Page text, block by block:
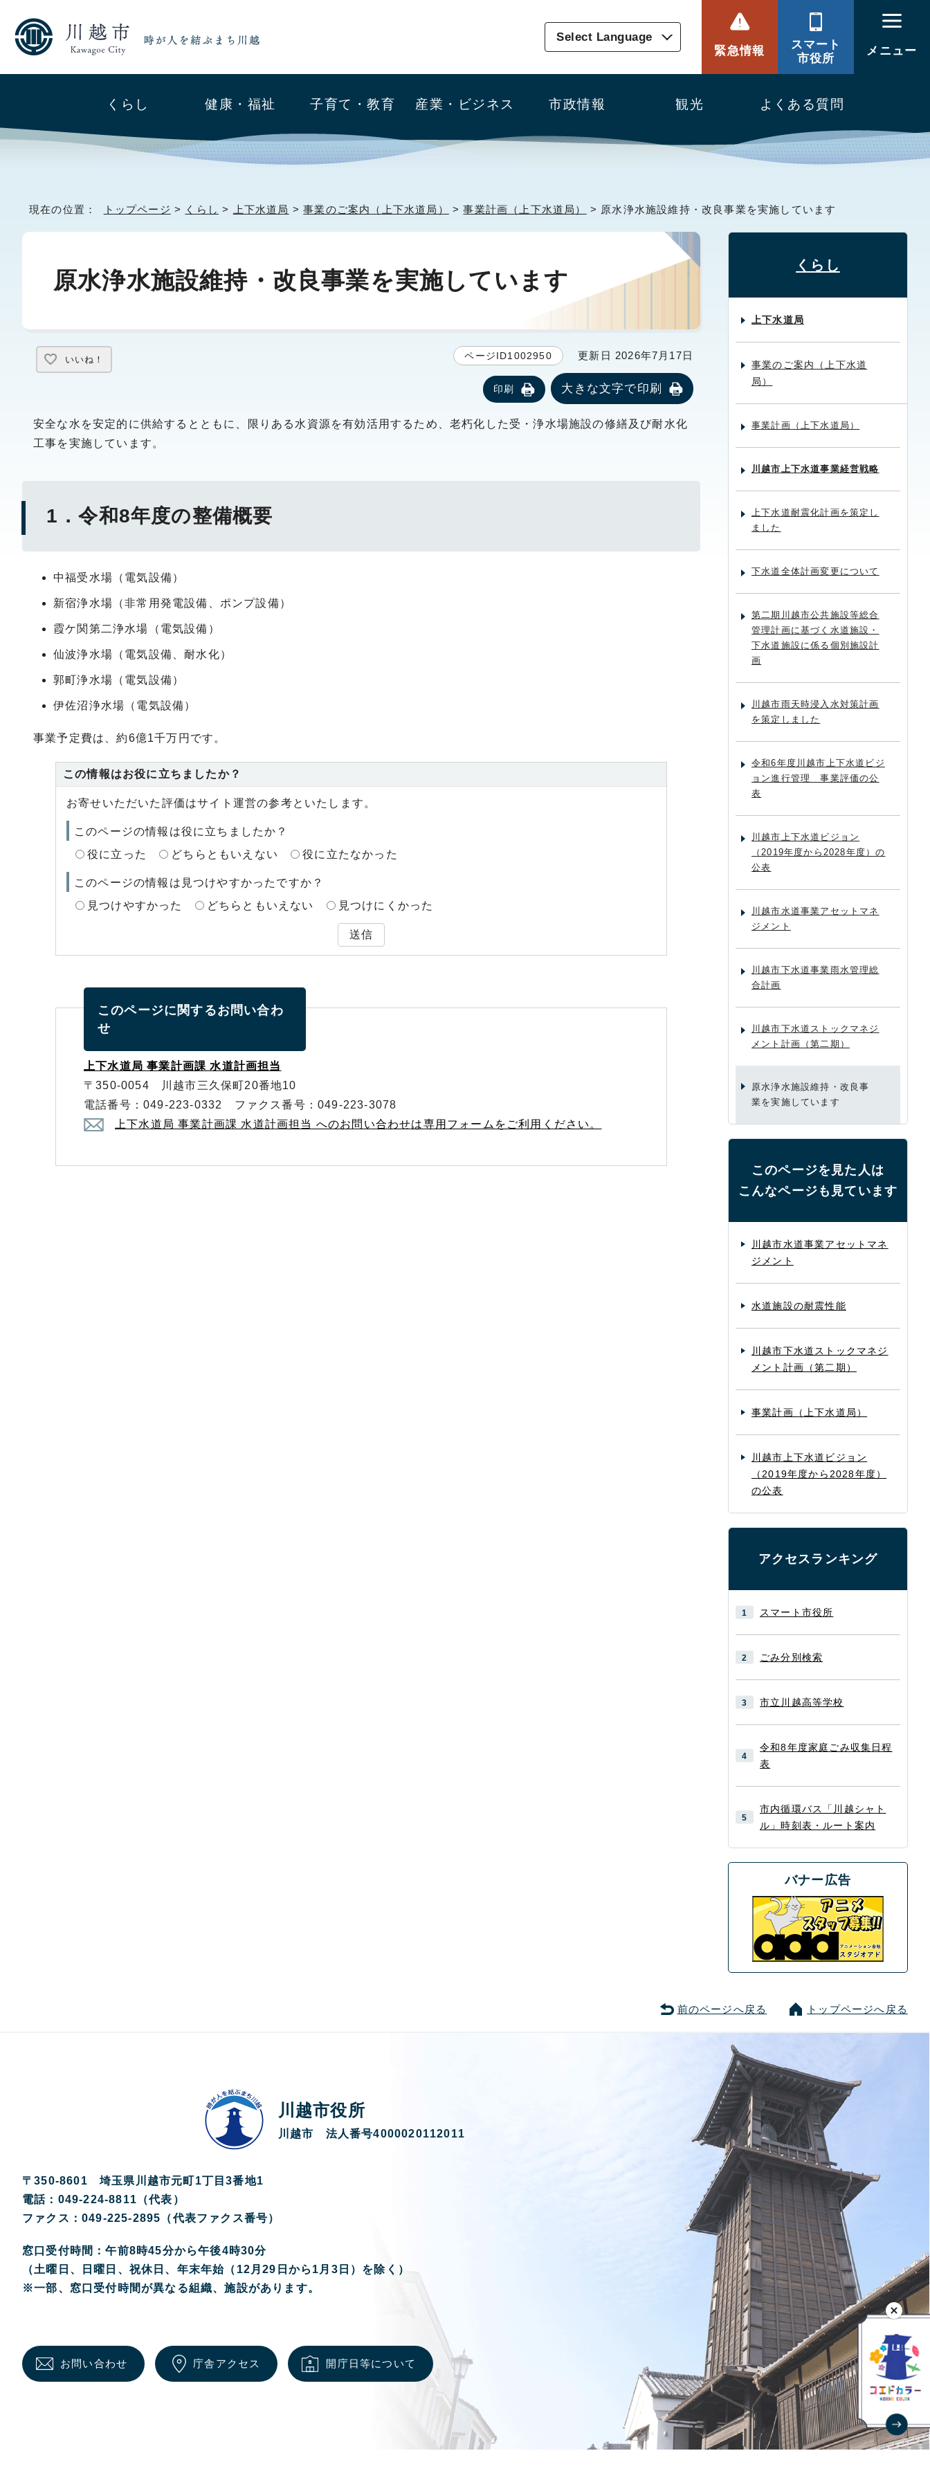
Select Language
緊急情報
スマート
市役所
メニュー
くらし 健康・福祉 子育て・教育 産業・ビジネス 市政情報 観光 よくある質問
現在の位置： トップページ > くらし > 上下水道局 >事業のご案内（上下水道局） >事業計画（上下水道局） > 原水浄水施設維持・改良事業を実施しています
原水浄水施設維持・改良事業を実施しています
いいね！ ページID1002950 更新日 2026年7月17日
印刷 大きな文字で印刷
安全な水を安定的に供給するとともに、限りある水資源を有効活用するため、老朽化した受・浄水場施設の修繕及び耐水化
工事を実施しています。
1．令和8年度の整備概要
中福受水場（電気設備）
新宿浄水場（非常用発電設備、ポンプ設備）
霞ケ関第二浄水場（電気設備）
仙波浄水場（電気設備、耐水化）
郭町浄水場（電気設備）
伊佐沼浄水場（電気設備）
事業予定費は、約6億1千万円です。
この情報はお役に立ちましたか？
お寄せいただいた評価はサイト運営の参考といたします。
このページの情報は役に立ちましたか？
役に立った
どちらともいえない 役に立たなかった
このページの情報は見つけやすかったですか？
見つけやすかった
どちらともいえない 見つけにくかった
送信
このページに関するお問い合わ
せ
上下水道局 事業計画課 水道計画担当
〒350-0054 川越市三久保町20番地10
電話番号：049-223-0332 ファクス番号：049-223-3078
上下水道局 事業計画課 水道計画担当 へのお問い合わせは専用フォームをご利用ください。
くらし
上下水道局
事業のご案内（上下水道
局）
事業計画（上下水道局）
川越市上下水道事業経営戦略
上下水道耐震化計画を策定し
ました
下水道全体計画変更について
第二期川越市公共施設等総合
管理計画に基づく水道施設・
下水道施設に係る個別施設計
画
川越市雨天時浸入水対策計画
を策定しました
令和6年度川越市上下水道ビジ
ョン進行管理 事業評価の公
表
川越市上下水道ビジョン
（2019年度から2028年度）の
公表
川越市水道事業アセットマネ
ジメント
川越市下水道事業雨水管理総
合計画
川越市下水道ストックマネジ
メント計画（第二期）
原水浄水施設維持・改良事
業を実施しています
このページを見た人は
こんなページも見ています
川越市水道事業アセットマネ
ジメント
水道施設の耐震性能
川越市下水道ストックマネジ
メント計画（第二期）
事業計画（上下水道局）
川越市上下水道ビジョン
（2019年度から2028年度）
の公表
アクセスランキング
スマート市役所
ごみ分別検索
市立川越高等学校
令和8年度家庭ごみ収集日程
表
市内循環バス「川越シャト
ル」時刻表・ルート案内
バナー広告
前のページへ戻る トップページへ戻る
川越市役所
川越市 法人番号4000020112011
〒350-8601 埼玉県川越市元町1丁目3番地1
電話：049-224-8811（代表）
ファクス：049-225-2895（代表ファクス番号）
窓口受付時間：午前8時45分から午後4時30分
（土曜日、日曜日、祝休日、年末年始（12月29日から1月3日）を除く）
※一部、窓口受付時間が異なる組織、施設があります。
お問い合わせ 庁舎アクセス 開庁日等について